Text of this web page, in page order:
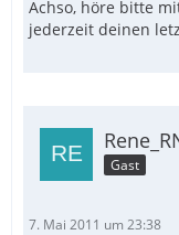
Achso, höre bitte
jederzeit deinen
Gast
7. Mai 2011 um 23:38